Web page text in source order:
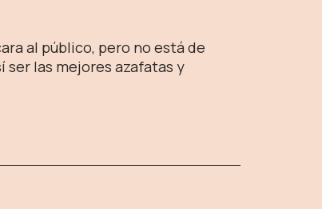
al público, pero no está de
ser las mejores azafatas y